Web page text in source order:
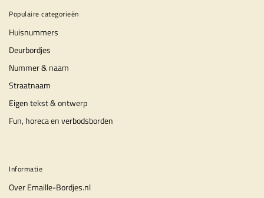
Populaire categorieën
Huisnummers
Deurbordjes
Nummer & naam
Straatnaam
Eigen tekst & ontwerp
Fun, horeca en verbodsborden
Informatie
Over Emaille-Bordjes.nl